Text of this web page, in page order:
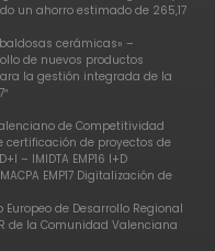
un ahorro estimado de 265,17
cerámicas» –
de nuevos productos
la gestión integrada de la
de Competitividad
certificación de proyectos de
– IMIDTA EMP16 I+D
EMP17 Digitalización de
de Desarrollo Regional
de la Comunidad Valenciana